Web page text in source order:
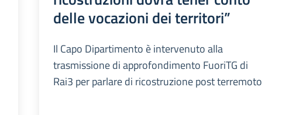
delle vocazioni dei territori”
Il Capo Dipartimento è intervenuto alla
trasmissione di approfondimento FuoriTG di
Rai3 per parlare di ricostruzione post terremoto